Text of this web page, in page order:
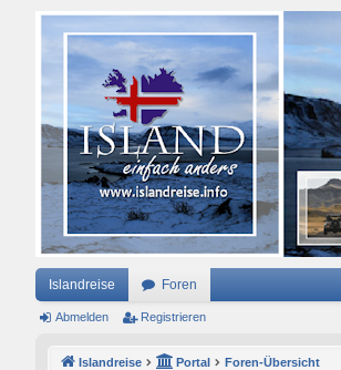
Islandreise Foren
Abmelden Registrieren
Islandreise Portal Foren-Übersicht